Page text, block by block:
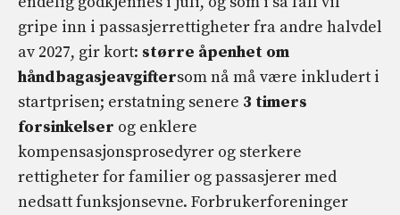
gripe inn i passasjerrettigheter fra andre halvdel
av 2027, gir kort: større åpenhet om
håndbagasjeavgiftersom nå må være inkludert i
startprisen; erstatning senere 3 timers
forsinkelser og enklere
kompensasjonsprosedyrer og sterkere
rettigheter for familier og passasjerer med
nedsatt funksjonsevne. Forbrukerforeninger